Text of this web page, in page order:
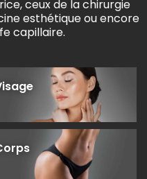
ceux de la chirurgie
esthétique ou encore
capillaire.